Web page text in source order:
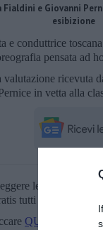
Fialdini e Giovanni
esibizione
e conduttrice
pensata ad
valutazione ricevuta
in vetta alla
le notizie
tutti i giorni alle
QUI